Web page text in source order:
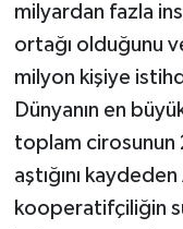
milyardan fazla
ortağı olduğunu
milyon kişiye
Dünyanın en
toplam cirosunun
aştığını
kooperatifçiliğin